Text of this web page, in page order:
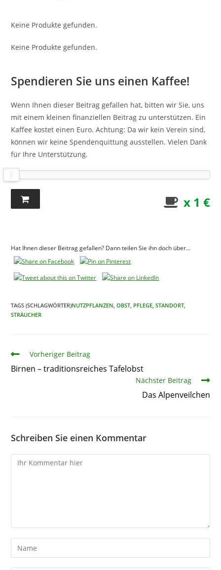
Keine Produkte gefunden.
Keine Produkte gefunden.
Spendieren Sie uns einen Kaffee!
Wenn Ihnen dieser Beitrag gefallen hat, bitten wir Sie, uns
mit einem kleinen finanziellen Beitrag zu unterstützen. Ein
Kaffee kostet einen Euro. Achtung: Da wir kein Verein sind,
können wir keine Spendenquittung ausstellen. Vielen Dank
für Ihre Unterstützung.
x 1 €
Hat Ihnen dieser Beitrag gefallen? Dann teilen Sie ihn doch über...
TAGS (SCHLAGWÖRTER)NUTZPFLANZEN, OBST, PFLEGE, STANDORT,
STRÄUCHER
ArtikelVorheriger Beitrag
Birnen – traditionsreiches Tafelobst
Nächster Beitrag
Das Alpenveilchen
Schreiben Sie einen Kommentar
Kommentare
Gib
deinen